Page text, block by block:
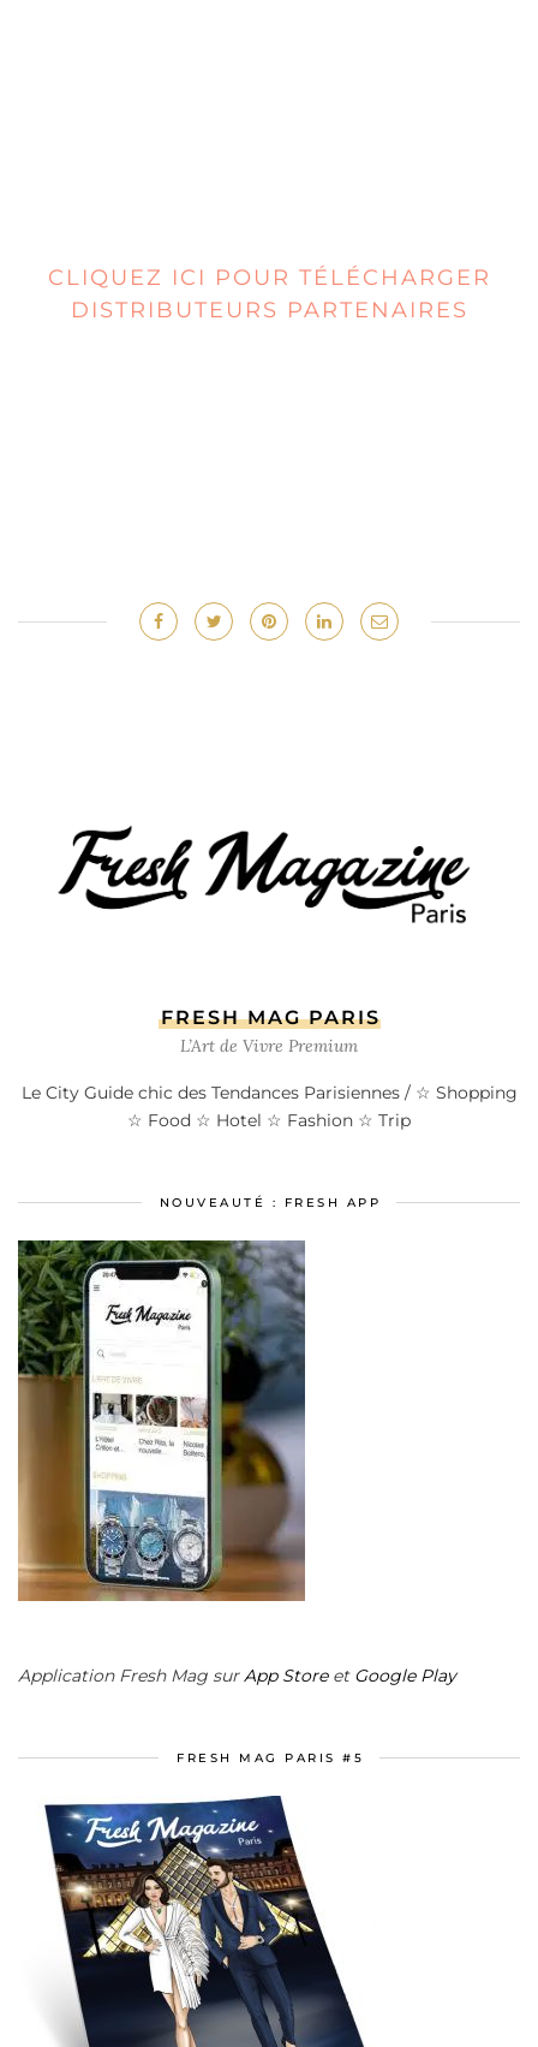
CLIQUEZ ICI POUR TÉLÉCHARGER
DISTRIBUTEURS PARTENAIRES
FRESH MAG PARIS
L’Art de Vivre Premium
Le City Guide chic des Tendances Parisiennes / ☆ Shopping
☆ Food ☆ Hotel ☆ Fashion ☆ Trip
NOUVEAUTÉ : FRESH APP
Application Fresh Mag surApp Storeet Google Play
FRESH MAG PARIS #5